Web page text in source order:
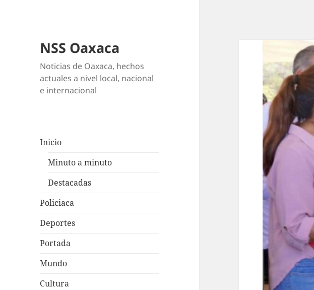
NSS Oaxaca
Noticias de Oaxaca, hechos
actuales a nivel local, nacional
e internacional
Inicio
Minuto a minuto
Destacadas
Policiaca
Deportes
Portada
Mundo
Cultura